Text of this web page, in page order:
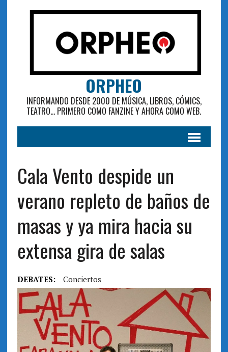
ORPHEO
INFORMANDO DESDE 2000 DE MÚSICA, LIBROS, CÓMICS,
TEATRO... PRIMERO COMO FANZINE Y AHORA COMO WEB.
Cala Vento despide un
verano repleto de baños de
masas y ya mira hacia su
extensa gira de salas
DEBATES: Conciertos